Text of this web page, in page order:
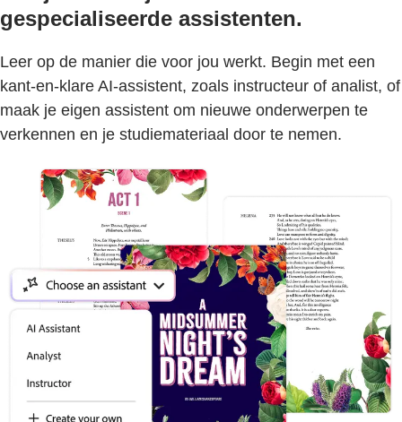
gespecialiseerde assistenten.
Leer op de manier die voor jou werkt. Begin met een
kant-en-klare AI-assistent, zoals instructeur of analist, of
maak je eigen assistent om nieuwe onderwerpen te
verkennen en je studiemateriaal door te nemen.